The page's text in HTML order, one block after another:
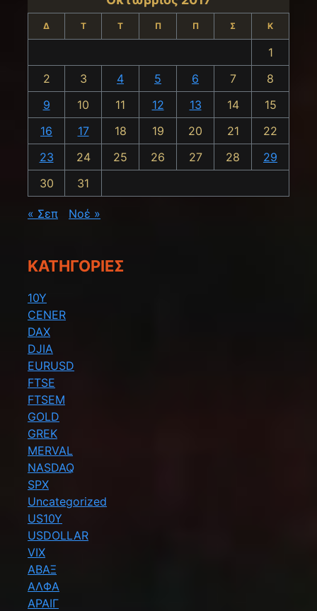
Δ Τ Τ Π Π Σ Κ
1
2
3 4 5 6 7
8
9
10 11 12 13 14
15
16
17 18 19 20 21
22
23
24 25 26 27 28
29
30
31
« Σεπ Νοέ »
KΑΤΗΓΟΡΊΕΣ
10Y
CENER
DAX
DJIA
EURUSD
FTSE
FTSEM
GOLD
GREK
MERVAL
NASDAQ
SPX
Uncategorized
US10Y
USDOLLAR
VIX
ΑΒΑΞ
ΑΛΦΑ
ΑΡΑΙΓ